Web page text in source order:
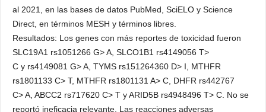
al 2021, en las bases de datos PubMed, SciELO y Science
Direct, en términos MESH y términos libres.
Resultados: Los genes con más reportes de toxicidad fueron
SLC19A1 rs1051266 G> A, SLCO1B1 rs4149056 T>
C y rs4149081 G> A, TYMS rs151264360 D> I, MTHFR
rs1801133 C> T, MTHFR rs1801131 A> C, DHFR rs442767
C> A, ABCC2 rs717620 C> T y ARID5B rs4948496 T> C. No se
reportó ineficacia relevante. Las reacciones adversas